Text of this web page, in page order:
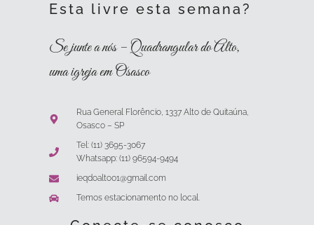
Esta livre esta semana?
Se junte a nós – Quadrangular do Alto,
uma igreja em Osasco
Rua General Florêncio, 1337 Alto de Quitaúna,
Osasco – SP
Tel: (11) 3695-3067
Whatsapp: (11) 96594-9494
ieqdoalto01@gmail.com
Temos estacionamento no local.